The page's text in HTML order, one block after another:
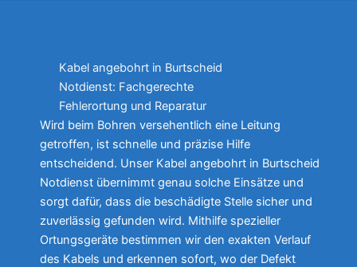
Kabel angebohrt in Burtscheid
Notdienst: Fachgerechte
Fehlerortung und Reparatur
Wird beim Bohren versehentlich eine Leitung
getroffen, ist schnelle und präzise Hilfe
entscheidend. Unser Kabel angebohrt in Burtscheid
Notdienst übernimmt genau solche Einsätze und
sorgt dafür, dass die beschädigte Stelle sicher und
zuverlässig gefunden wird. Mithilfe spezieller
Ortungsgeräte bestimmen wir den exakten Verlauf
des Kabels und erkennen sofort, wo der Defekt